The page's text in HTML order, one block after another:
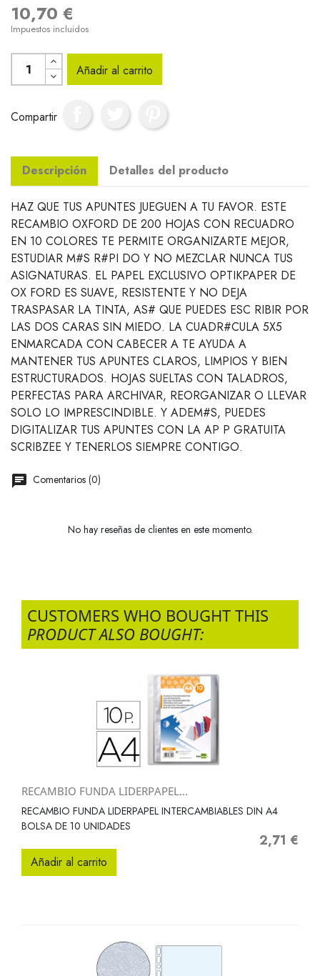
10,70 €
Impuestos incluidos
Añadir al carrito
Compartir
Descripción Detalles del producto
HAZ QUE TUS APUNTES JUEGUEN A TU FAVOR. ESTE
RECAMBIO OXFORD DE 200 HOJAS CON RECUADRO
EN 10 COLORES TE PERMITE ORGANIZARTE MEJOR,
ESTUDIAR M#S R#PI DO Y NO MEZCLAR NUNCA TUS
ASIGNATURAS. EL PAPEL EXCLUSIVO OPTIKPAPER DE
OX FORD ES SUAVE, RESISTENTE Y NO DEJA
TRASPASAR LA TINTA, AS# QUE PUEDES ESC RIBIR POR
LAS DOS CARAS SIN MIEDO. LA CUADR#CULA 5X5
ENMARCADA CON CABECER A TE AYUDA A
MANTENER TUS APUNTES CLAROS, LIMPIOS Y BIEN
ESTRUCTURADOS. HOJAS SUELTAS CON TALADROS,
PERFECTAS PARA ARCHIVAR, REORGANIZAR O LLEVAR
SOLO LO IMPRESCINDIBLE. Y ADEM#S, PUEDES
DIGITALIZAR TUS APUNTES CON LA AP P GRATUITA
SCRIBZEE Y TENERLOS SIEMPRE CONTIGO.
Comentarios (0)
No hay reseñas de clientes en este momento.
CUSTOMERS WHO BOUGHT THIS
PRODUCT ALSO BOUGHT:
RECAMBIO FUNDA LIDERPAPEL...
RECAMBIO FUNDA LIDERPAPEL INTERCAMBIABLES DIN A4
BOLSA DE 10 UNIDADES
Precio
2,71 €
Añadir al carrito